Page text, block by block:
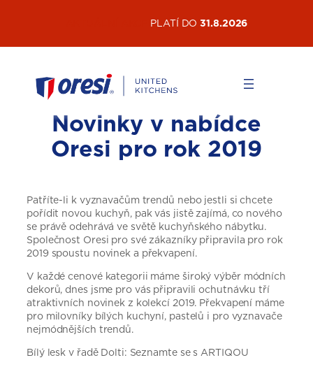
PLATÍ DO31.8.2026
Novinky v nabídce
Oresi pro rok 2019
Patříte-li k vyznavačům trendů nebo jestli si chcete
pořídit novou kuchyň, pak vás jistě zajímá, co nového
se právě odehrává ve světě kuchyňského nábytku.
Společnost Oresi pro své zákazníky připravila pro rok
2019 spoustu novinek a překvapení.
V každé cenové kategorii máme široký výběr módních
dekorů, dnes jsme pro vás připravili ochutnávku tří
atraktivních novinek z kolekcí 2019. Překvapení máme
pro milovníky bílých kuchyní, pastelů i pro vyznavače
nejmódnějších trendů.
Bílý lesk v řadě Dolti: Seznamte se s ARTIQOU